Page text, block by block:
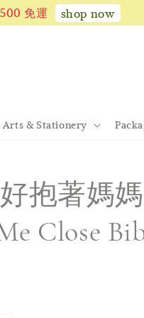
免運 shop now
Arts & Stationery
抱著媽
Close